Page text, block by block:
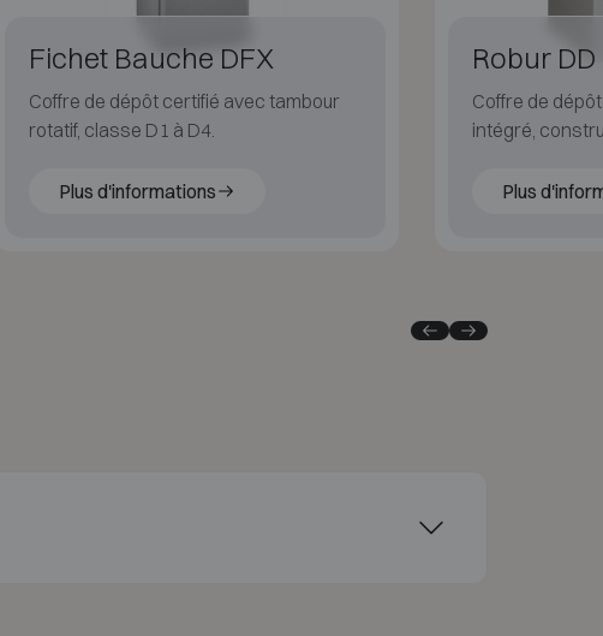
Fichet Bauche DFX
Coffre de dépôt certifié avec tambour
rotatif, classe D1 à D4.
Plus d'informations
Robur DD
Coffre de
intégré, construit sur base
Plus